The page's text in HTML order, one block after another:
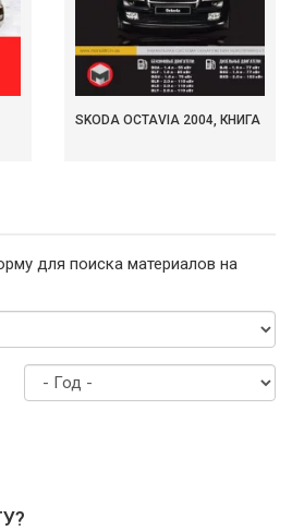
SKODA OCTAVIA 2004, КНИГА
для поиска материалов на